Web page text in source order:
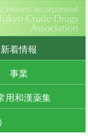
新着情報
事業
用和漢薬集